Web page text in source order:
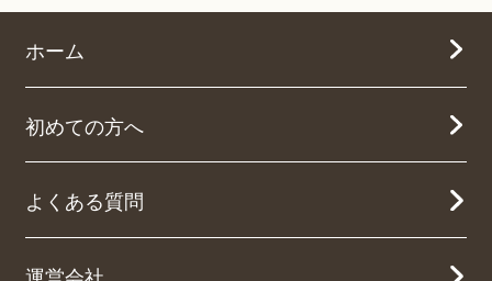
ホーム
初めての方へ
よくある質問